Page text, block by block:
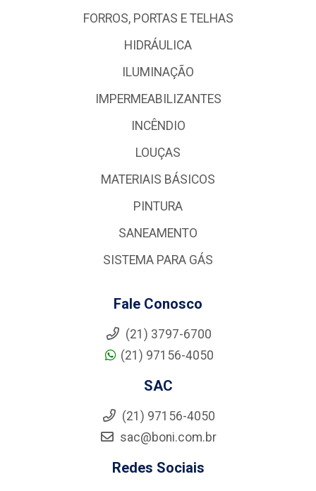
FORROS, PORTAS E TELHAS
HIDRÁULICA
ILUMINAÇÃO
IMPERMEABILIZANTES
INCÊNDIO
LOUÇAS
MATERIAIS BÁSICOS
PINTURA
SANEAMENTO
SISTEMA PARA GÁS
Fale Conosco
(21) 3797-6700
(21) 97156-4050
SAC
(21) 97156-4050
sac@boni.com.br
Redes Sociais